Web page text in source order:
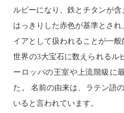
ルビーになり、鉄とチタンが
はっきりした赤色が基準とさ
イアとして扱われることが一般
世界の3大宝石に数えられるル
ーロッパの王室や上流階級に
た。 名前の由来は、ラテン語
いると言われています。